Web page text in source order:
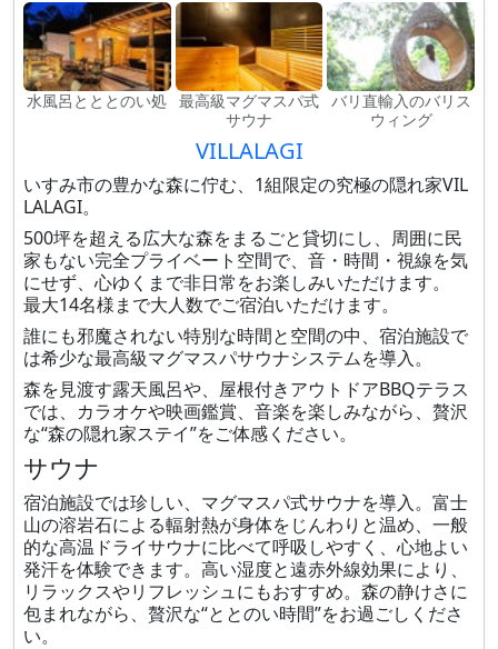
水風呂とととのい処 最高級マグマスパ式
サウナ
バリ直輸入のバリス
ウィング
VILLALAGI
いすみ市の豊かな森に佇む、1組限定の究極の隠れ家VIL
LALAGI。
500坪を超える広大な森をまるごと貸切にし、周囲に民
家もない完全プライベート空間で、音・時間・視線を気
にせず、心ゆくまで非日常をお楽しみいただけます。
最大14名様まで大人数でご宿泊いただけます。
誰にも邪魔されない特別な時間と空間の中、宿泊施設で
は希少な最高級マグマスパサウナシステムを導入。
森を見渡す露天風呂や、屋根付きアウトドアBBQテラス
では、カラオケや映画鑑賞、音楽を楽しみながら、贅沢
な“森の隠れ家ステイ”をご体感ください。
サウナ
宿泊施設では珍しい、マグマスパ式サウナを導入。富士
山の溶岩石による輻射熱が身体をじんわりと温め、一般
的な高温ドライサウナに比べて呼吸しやすく、心地よい
発汗を体験できます。高い湿度と遠赤外線効果により、
リラックスやリフレッシュにもおすすめ。森の静けさに
包まれながら、贅沢な“ととのい時間”をお過ごしくださ
い。